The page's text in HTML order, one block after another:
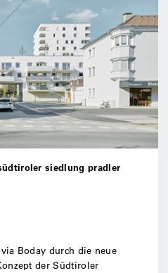
siedlung pradler
Boday durch die neue
der Südtiroler